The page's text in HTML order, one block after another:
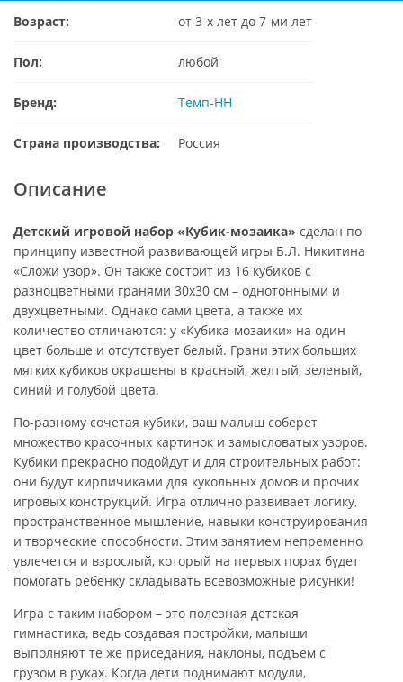
Возраст: от 3-х лет до 7-ми лет
Пол: любой
Бренд: Темп-НН
Страна производства: Россия
Описание
Детский игровой набор «Кубик-мозаика» сделан по
принципу известной развивающей игры Б.Л. Никитина
«Сложи узор». Он также состоит из 16 кубиков с
разноцветными гранями 30х30 см – однотонными и
двухцветными. Однако сами цвета, а также их
количество отличаются: у «Кубика-мозаики» на один
цвет больше и отсутствует белый. Грани этих больших
мягких кубиков окрашены в красный, желтый, зеленый,
синий и голубой цвета.
По-разному сочетая кубики, ваш малыш соберет
множество красочных картинок и замысловатых узоров.
Кубики прекрасно подойдут и для строительных работ:
они будут кирпичиками для кукольных домов и прочих
игровых конструкций. Игра отлично развивает логику,
пространственное мышление, навыки конструирования
и творческие способности. Этим занятием непременно
увлечется и взрослый, который на первых порах будет
помогать ребенку складывать всевозможные рисунки!
Игра с таким набором – это полезная детская
гимнастика, ведь создавая постройки, малыши
выполняют те же приседания, наклоны, подъем с
грузом в руках. Когда дети поднимают модули,